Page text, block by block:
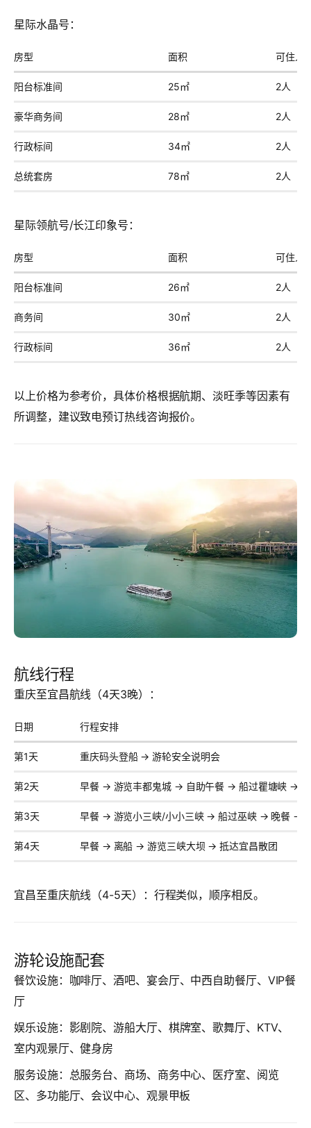
星际水晶号：
房型 面积 可住人
阳台标准间 25㎡ 2人
豪华商务间 28㎡ 2人
行政标间 34㎡ 2人
总统套房 78㎡ 2人
星际领航号/长江印象号：
房型 面积 可住人
阳台标准间 26㎡ 2人
商务间 30㎡ 2人
行政标间 36㎡ 2人
以上价格为参考价，具体价格根据航期、淡旺季等因素有
所调整，建议致电预订热线咨询报价。
航线行程
重庆至宜昌航线（4天3晚）：
日期 行程安排
第1天 重庆码头登船 → 游轮安全说明会
第2天 早餐 → 游览丰都鬼城 → 自助午餐 → 船过瞿塘峡 →
第3天 早餐 → 游览小三峡/小小三峡 → 船过巫峡 → 晚餐 →
第4天 早餐 → 离船 → 游览三峡大坝 → 抵达宜昌散团
宜昌至重庆航线（4-5天）： 行程类似，顺序相反。
游轮设施配套
餐饮设施： 咖啡厅、酒吧、宴会厅、中西自助餐厅、VIP餐
厅
娱乐设施： 影剧院、游船大厅、棋牌室、歌舞厅、KTV、
室内观景厅、健身房
服务设施： 总服务台、商场、商务中心、医疗室、阅览
区、多功能厅、会议中心、观景甲板